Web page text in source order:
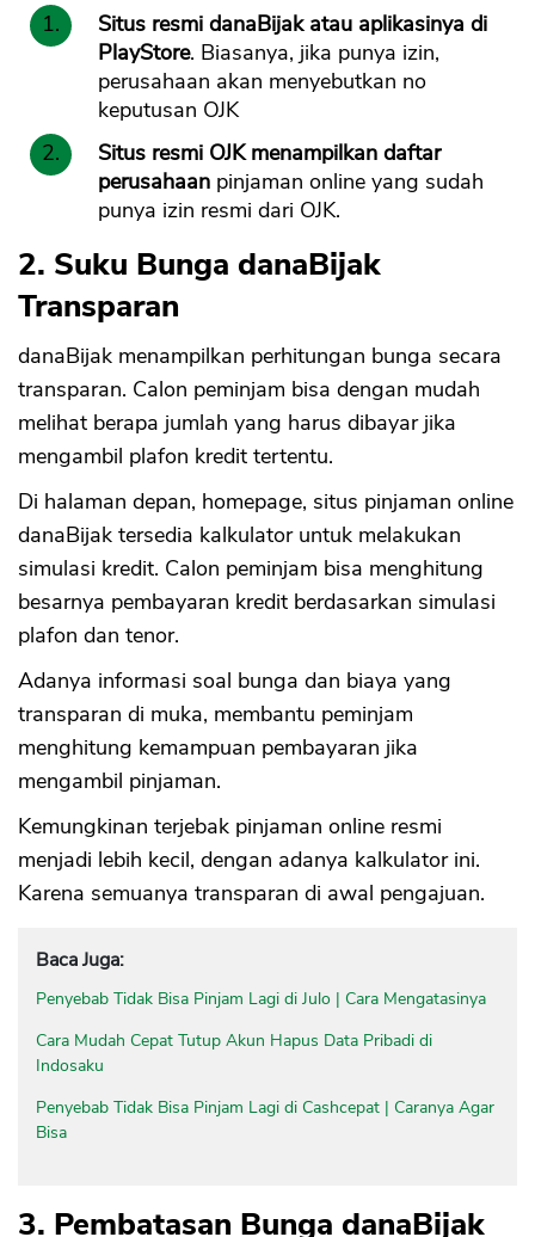
Situs resmi danaBijak atau aplikasinya di
PlayStore. Biasanya, jika punya izin,
perusahaan akan menyebutkan no
keputusan OJK
Situs resmi OJK menampilkan daftar
perusahaan pinjaman online yang sudah
punya izin resmi dari OJK.
2. Suku Bunga danaBijak
Transparan
danaBijak menampilkan perhitungan bunga secara
transparan. Calon peminjam bisa dengan mudah
melihat berapa jumlah yang harus dibayar jika
mengambil plafon kredit tertentu.
Di halaman depan, homepage, situs pinjaman online
danaBijak tersedia kalkulator untuk melakukan
simulasi kredit. Calon peminjam bisa menghitung
besarnya pembayaran kredit berdasarkan simulasi
plafon dan tenor.
Adanya informasi soal bunga dan biaya yang
transparan di muka, membantu peminjam
menghitung kemampuan pembayaran jika
mengambil pinjaman.
Kemungkinan terjebak pinjaman online resmi
menjadi lebih kecil, dengan adanya kalkulator ini.
Karena semuanya transparan di awal pengajuan.
Baca Juga:
Penyebab Tidak Bisa Pinjam Lagi di Julo | Cara Mengatasinya
Cara Mudah Cepat Tutup Akun Hapus Data Pribadi di
Indosaku
Penyebab Tidak Bisa Pinjam Lagi di Cashcepat | Caranya Agar
Bisa
3. Pembatasan Bunga danaBijak